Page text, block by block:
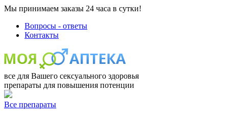
Мы принимаем заказы 24 часа в сутки!
Вопросы - ответы
Контакты
все для Вашего сексуального здоровья
препараты для повышения потенции
Все препараты